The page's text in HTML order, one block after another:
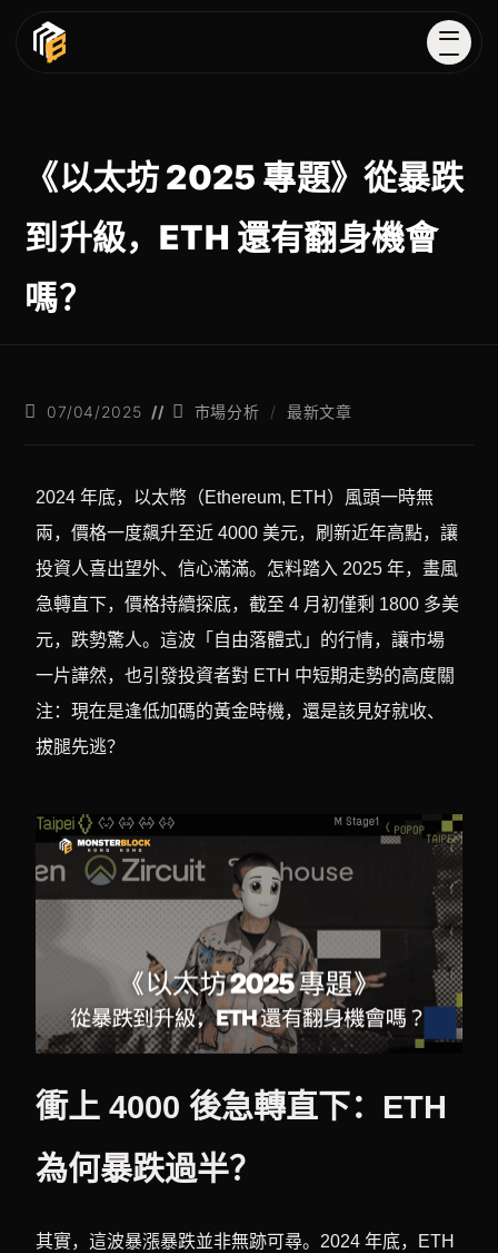
《以太坊 2025 專題》從暴跌
到升級，ETH 還有翻身機會
嗎？
07/04/2025 市場分析 / 最新文章
2024 年底，以太幣（Ethereum, ETH）風頭一時無
兩，價格一度飆升至近 4000 美元，刷新近年高點，讓
投資人喜出望外、信心滿滿。怎料踏入 2025 年，畫風
急轉直下，價格持續探底，截至 4 月初僅剩 1800 多美
元，跌勢驚人。這波「自由落體式」的行情，讓市場
一片譁然，也引發投資者對 ETH 中短期走勢的高度關
注：現在是逢低加碼的黃金時機，還是該見好就收、
拔腿先逃？
衝上 4000 後急轉直下：ETH
為何暴跌過半？
其實，這波暴漲暴跌並非無跡可尋。2024 年底，ETH